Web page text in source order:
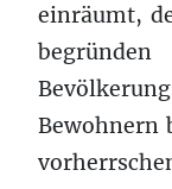
einräumt,
Bewohnern